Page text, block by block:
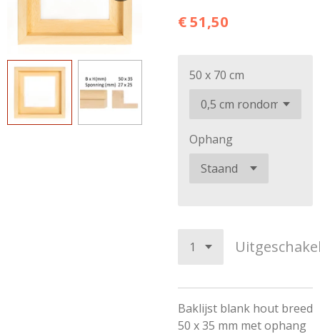
€ 51,50
50 x 70 cm
Ophang
Baklijst blank hout breed
50 x 35 mm met ophang